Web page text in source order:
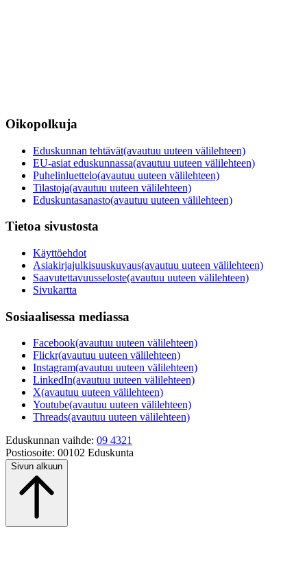
Oikopolkuja
Eduskunnan tehtävät(avautuu uuteen välilehteen)
EU-asiat eduskunnassa(avautuu uuteen välilehteen)
Puhelinluettelo(avautuu uuteen välilehteen)
Tilastoja(avautuu uuteen välilehteen)
Eduskuntasanasto(avautuu uuteen välilehteen)
Tietoa sivustosta
Käyttöehdot
Asiakirjajulkisuuskuvaus(avautuu uuteen välilehteen)
Saavutettavuusseloste(avautuu uuteen välilehteen)
Sivukartta
Sosiaalisessa mediassa
Facebook(avautuu uuteen välilehteen)
Flickr(avautuu uuteen välilehteen)
Instagram(avautuu uuteen välilehteen)
LinkedIn(avautuu uuteen välilehteen)
X(avautuu uuteen välilehteen)
Youtube(avautuu uuteen välilehteen)
Threads(avautuu uuteen välilehteen)
Eduskunnan vaihde: 09 4321
Postiosoite: 00102 Eduskunta
Sivun alkuun